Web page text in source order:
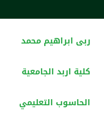
ربى ابراهيم محمد
كلية اربد الجامعية
الحاسوب التعليمي